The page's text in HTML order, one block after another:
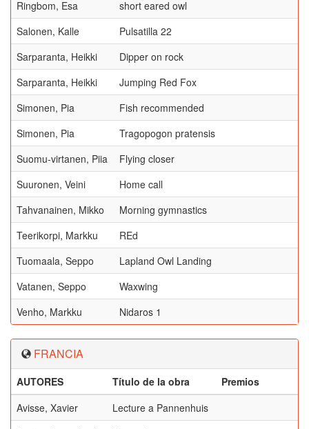
Ringbom, Esa
short eared owl
Salonen, Kalle
Pulsatilla 22
Sarparanta, Heikki
Dipper on rock
Sarparanta, Heikki
Jumping Red Fox
Simonen, Pia
Fish recommended
Simonen, Pia
Tragopogon pratensis
Suomu-virtanen, Piia
Flying closer
Suuronen, Veini
Home call
Tahvanainen, Mikko
Morning gymnastics
Teerikorpi, Markku
REd
Tuomaala, Seppo
Lapland Owl Landing
Vatanen, Seppo
Waxwing
Venho, Markku
Nidaros 1
FRANCIA
AUTORES Título de la obra
Premios
Avisse, Xavier
Lecture a Pannenhuis